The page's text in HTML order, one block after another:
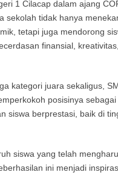
1 Cilacap dalam ajang
sekolah tidak hanya
tetapi juga mendorong
finansial,
kategori juara sekaligus,
posisinya
siswa berprestasi, baik di
siswa yang telah
ini menjadi